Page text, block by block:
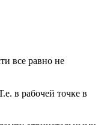
все равно не
в рабочей точке в